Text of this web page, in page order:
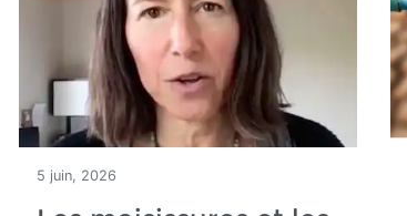
5 juin, 2026